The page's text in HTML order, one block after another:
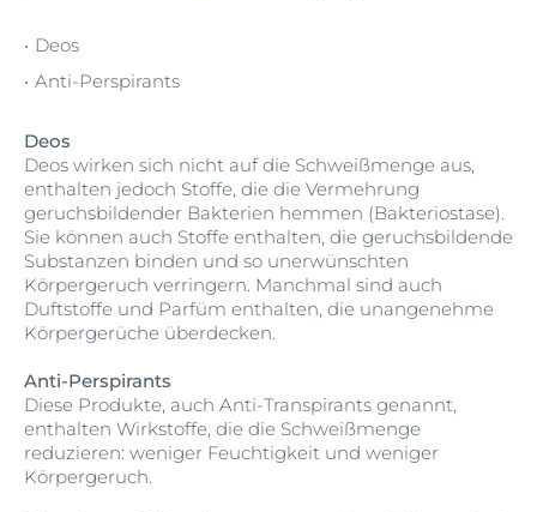
Deos
Anti-Perspirants
Deos
Deos wirken sich nicht auf die Schweißmenge aus,
enthalten jedoch Stoffe, die die Vermehrung
geruchsbildender Bakterien hemmen (Bakteriostase).
Sie können auch Stoffe enthalten, die geruchsbildende
Substanzen binden und so unerwünschten
Körpergeruch verringern. Manchmal sind auch
Duftstoffe und Parfüm enthalten, die unangenehme
Körpergerüche überdecken.
Anti-Perspirants
Diese Produkte, auch Anti-Transpirants genannt,
enthalten Wirkstoffe, die die Schweißmenge
reduzieren: weniger Feuchtigkeit und weniger
Körpergeruch.